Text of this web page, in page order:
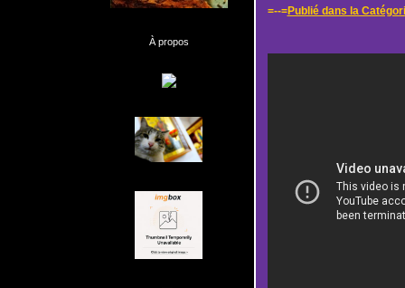
À propos
=--=Publié dans la